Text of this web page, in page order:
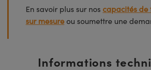
En savoir plus sur nos capacités
sur mesure ou soumettre une
Informations